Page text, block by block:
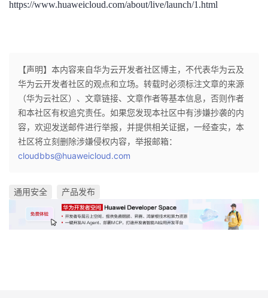
https://www.huaweicloud.com/about/live/launch/1.html
【声明】本内容来自华为云开发者社区博主，不代表华为云及
华为云开发者社区的观点和立场。转载时必须标注文章的来源
（华为云社区）、文章链接、文章作者等基本信息，否则作者
和本社区有权追究责任。如果您发现本社区中有涉嫌抄袭的内
容，欢迎发送邮件进行举报，并提供相关证据，一经查实，本
社区将立刻删除涉嫌侵权内容，举报邮箱：
cloudbbs@huaweicloud.com
通用安全 产品发布